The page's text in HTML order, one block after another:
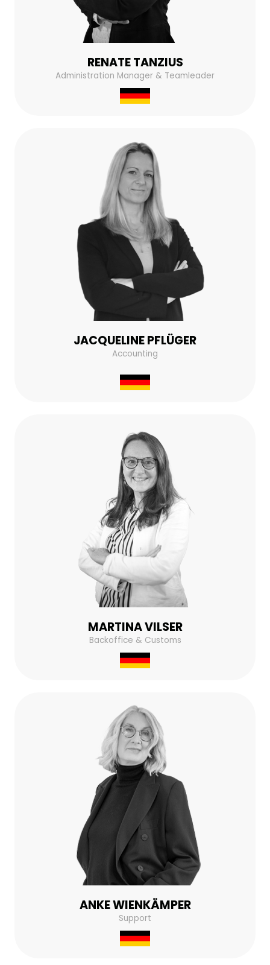
RENATE TANZIUS
Administration Manager & Teamleader
JACQUELINE PFLÜGER
Accounting
MARTINA VILSER
Backoffice & Customs
ANKE WIENKÄMPER
Support